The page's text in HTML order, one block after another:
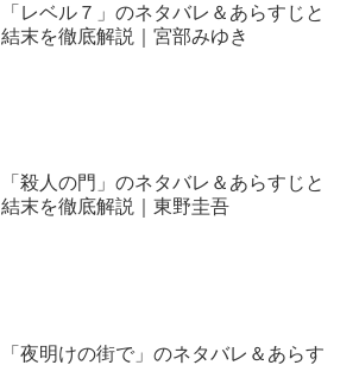
「レベル７」のネタバレ＆あらすじと
結末を徹底解説｜宮部みゆき
「殺人の門」のネタバレ＆あらすじと
結末を徹底解説｜東野圭吾
「夜明けの街で」のネタバレ＆あらす